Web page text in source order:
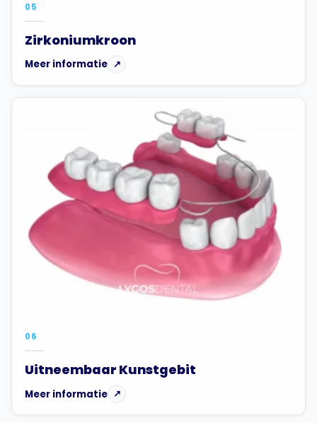
05
Zirkoniumkroon
Meer informatie ↗
06
Uitneembaar Kunstgebit
Meer informatie ↗